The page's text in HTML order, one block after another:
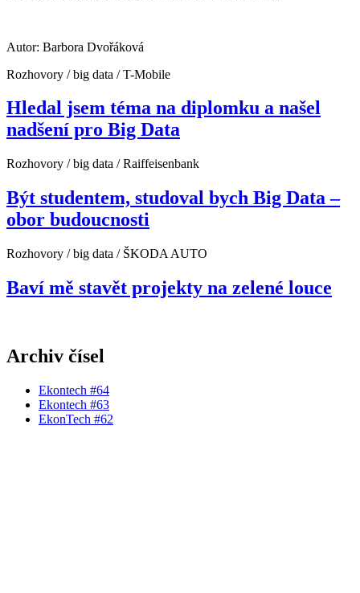
Autor: Barbora Dvořáková
Rozhovory / big data / T-Mobile
Hledal jsem téma na diplomku a našel
nadšení pro Big Data
Rozhovory / big data / Raiffeisenbank
Být studentem, studoval bych Big Data –
obor budoucnosti
Rozhovory / big data / ŠKODA AUTO
Baví mě stavět projekty na zelené louce
Archiv čísel
Ekontech #64
Ekontech #63
EkonTech #62